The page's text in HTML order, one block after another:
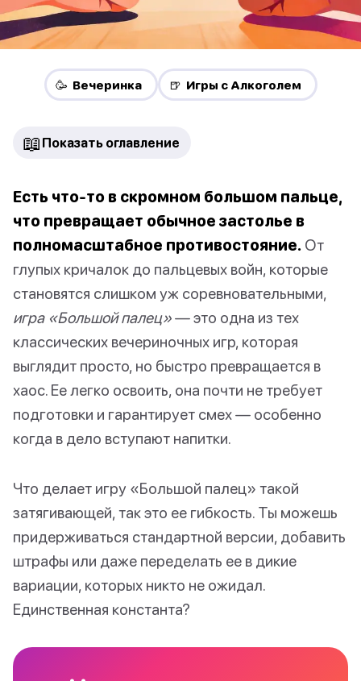
🥳 Вечеринка 🍺 Игры с Алкоголем
📖 Показать оглавление
Есть что-то в скромном большом пальце,
что превращает обычное застолье в
полномасштабное противостояние. От
глупых кричалок до пальцевых войн, которые
становятся слишком уж соревновательными,
игра «Большой палец»— это одна из тех
классических вечериночных игр, которая
выглядит просто, но быстро превращается в
хаос. Ее легко освоить, она почти не требует
подготовки и гарантирует смех — особенно
когда в дело вступают напитки.
Что делает игру «Большой палец» такой
затягивающей, так это ее гибкость. Ты можешь
придерживаться стандартной версии, добавить
штрафы или даже переделать ее в дикие
вариации, которых никто не ожидал.
Единственная константа?